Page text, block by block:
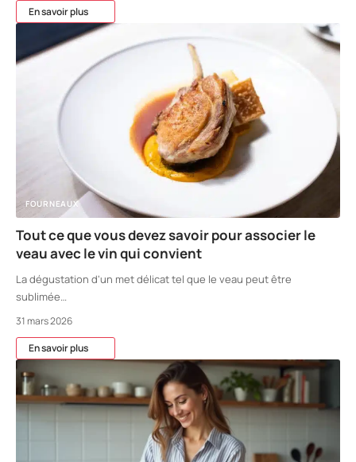
En savoir plus
FOURNEAUX
Tout ce que vous devez savoir pour associer le
veau avec le vin qui convient
La dégustation d'un met délicat tel que le veau peut être
sublimée
31 mars 2026
En savoir plus